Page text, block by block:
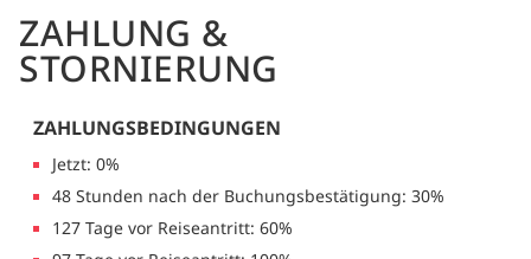
ZAHLUNG &
STORNIERUNG
ZAHLUNGSBEDINGUNGEN
Jetzt: 0%
48 Stunden nach der Buchungsbestätigung: 30%
127 Tage vor Reiseantritt: 60%